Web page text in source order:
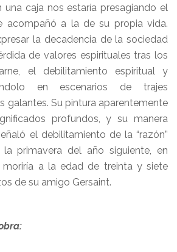
una caja nos estaría presagiando el
acompañó a la de su propia vida.
la decadencia de la sociedad
de valores espirituales tras los
el debilitamiento espiritual y
en escenarios de trajes
galantes. Su pintura aparentemente
profundos, y su manera
el debilitamiento de la “razón”
primavera del año siguiente, en
moriría a la edad de treinta y siete
de su amigo Gersaint.